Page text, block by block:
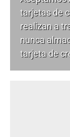
tarjetas de
realizan a
nunca
tarjeta de